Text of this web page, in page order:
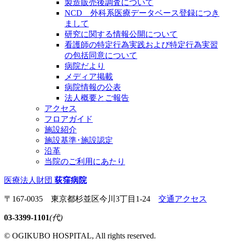
製造販売後調査について
NCD 外科系医療データベース登録につき
まして
研究に関する情報公開について
看護師の特定行為実践および特定行為実習
の包括同意について
病院だより
メディア掲載
病院情報の公表
法人概要とご報告
アクセス
フロアガイド
施設紹介
施設基準･施設認定
沿革
当院のご利用にあたり
医療法人財団 荻窪病院
〒167-0035 東京都杉並区今川3丁目1-24 交通アクセス
03-3399-1101(代)
© OGIKUBO HOSPITAL, All rights reserved.